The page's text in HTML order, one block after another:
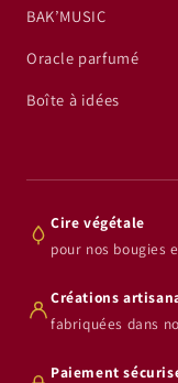
BAK’MUSIC
Oracle parfumé
Boîte à idées
Cire végétale
pour nos bougies
Créations
fabriquées dans
Paiement